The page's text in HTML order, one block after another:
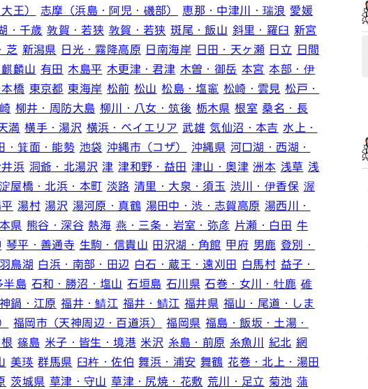
王） 志摩（浜島・阿児・磯部） 恵那・中津川・瑞浪 愛媛
・千歳 敦賀・若狭 敦賀・若狭 斑尾・飯山 斜里・羅臼 新宮
芝 新潟県 日光・霧降高原 日南海岸 日田・天ヶ瀬 日立 日間
麟山 有田 木島平 木更津・君津 木曽・御岳 本宮 本部・伊
橋 東京都 東海岸 松前 松山 松島・塩竈 松崎・雲見 松戸・
柳井・周防大島 柳川・八女・筑後 栃木県 根室 桑名・長
満 横手・湯沢 横浜・ベイエリア 武雄 気仙沼・本吉 水上・
・箕面・能勢 池袋 沖縄市（コザ） 沖縄県 河口湖・西湖・
浜 洞爺・北湯沢 津 津和野・益田 津山・奥津 洲本 浅草 浅
淀屋橋・北浜・本町 淡路 清里・大泉・須玉 渋川・伊香保 渥
湯村 湯沢 湯河原・真鶴 湯田中・渋・志賀高原 湯西川・
県 熊谷・深谷 熱海 燕・三条・岩室・弥彦 片瀬・白田 牛
琴平・善通寺 生駒・信貴山 田沢湖・角館 甲府 男鹿 登別・
鳥湖 白浜・南部・田辺 白石・蔵王・遠刈田 白馬村 益子・
半島 石和・勝沼・塩山 石垣島 石川県 石巻・女川・牡鹿 碓
神鍋・江原 福井・鯖江 福井・鯖江 福井県 福山・尾道・しま
福岡市（天神周辺・百道浜） 福岡県 福島・飯坂・土湯・
篠島 米子・皆生・境港 米沢 糸島・前原 糸魚川 紀北 網
美瑛 群馬県 臼杵・佐伯 舞浜・浦安 舞鶴 花巻・北上・湯田
茨城県 草津・守山 草津・尻焼・花敷 荒川・足立 菊池 蒲